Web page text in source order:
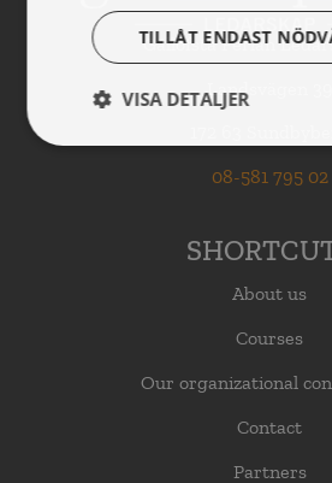
Gällöfsta Perlan
Landsvägen 39
08-581 795 02
About us
Courses
Our organizational
Contact
Partners
TILLÅT ENDAST
VISA DETALJER